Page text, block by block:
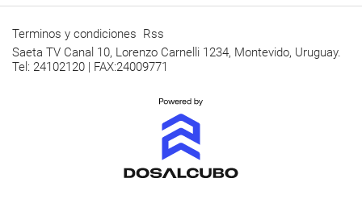
Terminos y condiciones Rss
Saeta TV Canal 10, Lorenzo Carnelli 1234, Montevido, Uruguay.
Tel: 24102120 | FAX:24009771